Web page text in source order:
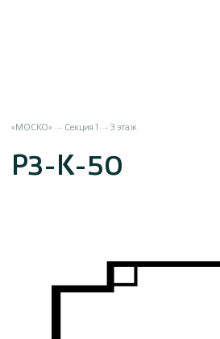
«МОСКО» Секция 1 3 этаж
Р3-К-50